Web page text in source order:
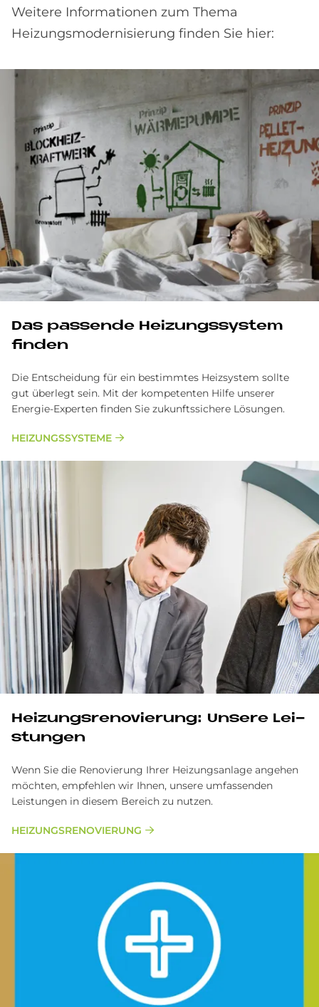
Weitere Informationen zum Thema
Heizungsmodernisierung finden Sie hier:
Das passende Heizungssystem
finden
Die Entscheidung für ein bestimmtes Heizsystem sollte
gut überlegt sein. Mit der kompetenten Hilfe unserer
Energie-Experten finden Sie zukunftssichere Lösungen.
HEIZUNGSSYSTEME
Hei­zungs­re­no­vie­rung: Un­se­re Lei­
stun­gen
Wenn Sie die Renovierung Ihrer Heizungsanlage angehen
möchten, empfehlen wir Ihnen, unsere umfassenden
Leistungen in diesem Bereich zu nutzen.
HEI­ZUNGS­RE­NO­VIE­RUNG